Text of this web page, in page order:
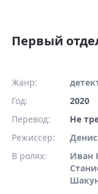
Первый
Жанр:
Год:
2020
Перевод:
Не
Режиссер:
В ролях:
Иван